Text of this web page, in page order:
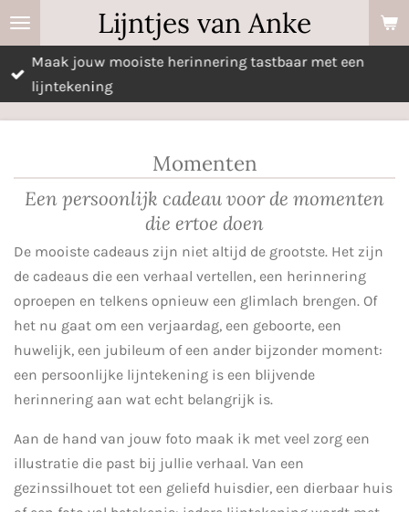
Ga
direct
naar
hoofdinhoud
Lijntjes van Anke
Maak jouw mooiste herinnering tastbaar met een
lijntekening
Momenten
Een persoonlijk cadeau voor de momenten
die ertoe doen
De mooiste cadeaus zijn niet altijd de grootste. Het zijn
de cadeaus die een verhaal vertellen, een herinnering
oproepen en telkens opnieuw een glimlach brengen. Of
het nu gaat om een verjaardag, een geboorte, een
huwelijk, een jubileum of een ander bijzonder moment:
een persoonlijke lijntekening is een blijvende
herinnering aan wat echt belangrijk is.
Aan de hand van jouw foto maak ik met veel zorg een
illustratie die past bij jullie verhaal. Van een
gezinssilhouet tot een geliefd huisdier, een dierbaar huis